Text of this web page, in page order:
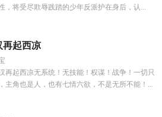
，将受尽欺辱践踏的少年反派护在身后，认...
再起西凉
再起西凉无系统！无技能！权谋！战争！一切只
主角也是人，也有七情六欲，不是无所不能！...